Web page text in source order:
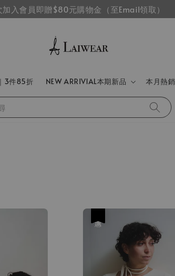
加入會員即贈$80元購物金（至Email領取）
3件85折 NEW ARRIVIAL本期新品 本月熱銷